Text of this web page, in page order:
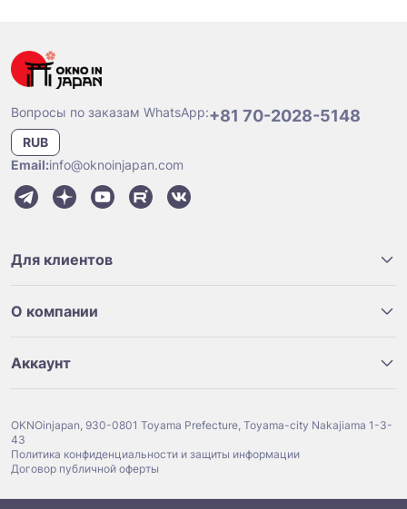
Вопросы по заказам WhatsApp:+81 70-2028-5148
RUB
Email:info@oknoinjapan.com
Для клиентов
О компании
Аккаунт
OKNOinjapan, 930-0801 Toyama Prefecture, Toyama-city Nakajiama 1-3-
43
Политика конфиденциальности и защиты информации
Договор публичной оферты